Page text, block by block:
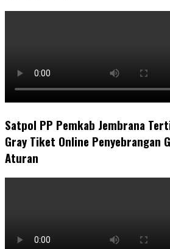
Satpol PP Pemkab Jembrana
Gray Tiket Online Penyebrangan
Aturan